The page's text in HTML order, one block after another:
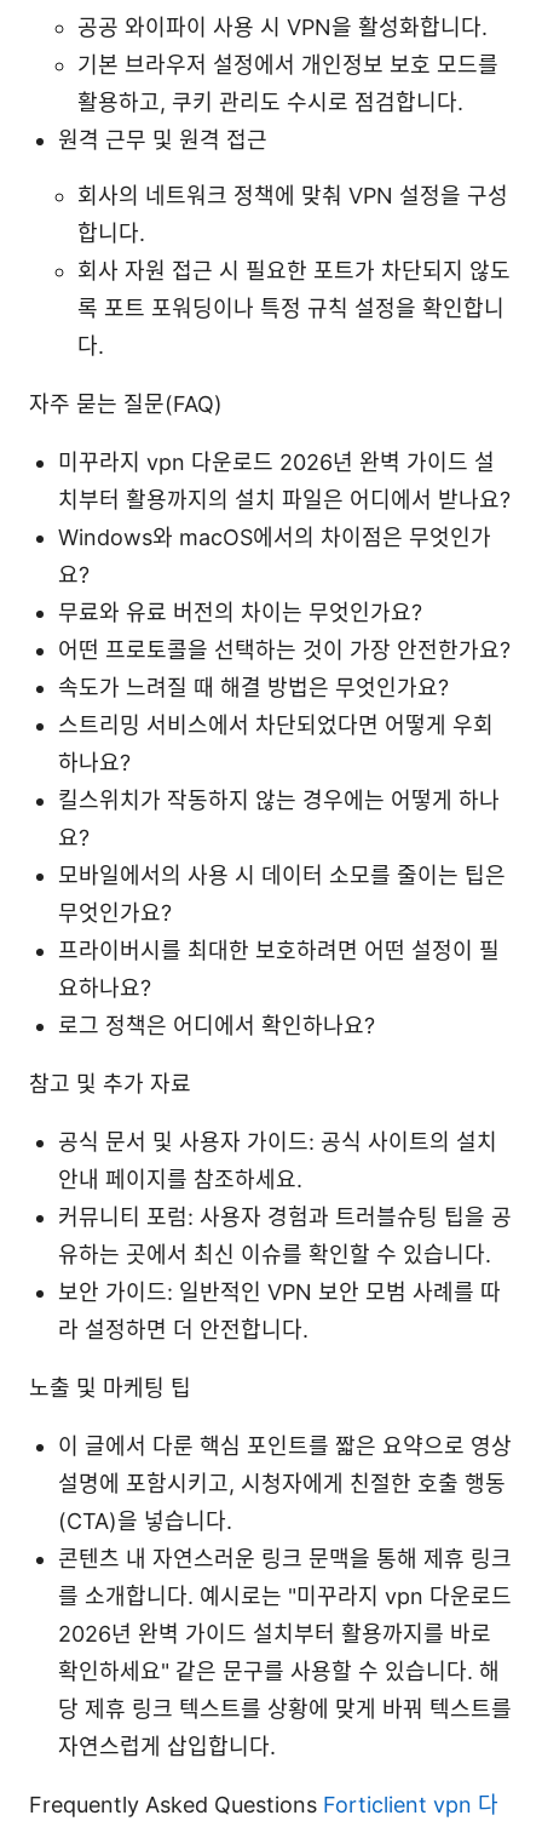
공공 와이파이 사용 시 VPN을 활성화합니다.
기본 브라우저 설정에서 개인정보 보호 모드를
활용하고, 쿠키 관리도 수시로 점검합니다.
원격 근무 및 원격 접근
회사의 네트워크 정책에 맞춰 VPN 설정을 구성
합니다.
회사 자원 접근 시 필요한 포트가 차단되지 않도
록 포트 포워딩이나 특정 규칙 설정을 확인합니
다.
자주 묻는 질문(FAQ)
미꾸라지 vpn 다운로드 2026년 완벽 가이드 설
치부터 활용까지의 설치 파일은 어디에서 받나요?
Windows와 macOS에서의 차이점은 무엇인가
요?
무료와 유료 버전의 차이는 무엇인가요?
어떤 프로토콜을 선택하는 것이 가장 안전한가요?
속도가 느려질 때 해결 방법은 무엇인가요?
스트리밍 서비스에서 차단되었다면 어떻게 우회
하나요?
킬스위치가 작동하지 않는 경우에는 어떻게 하나
요?
모바일에서의 사용 시 데이터 소모를 줄이는 팁은
무엇인가요?
프라이버시를 최대한 보호하려면 어떤 설정이 필
요하나요?
로그 정책은 어디에서 확인하나요?
참고 및 추가 자료
공식 문서 및 사용자 가이드: 공식 사이트의 설치
안내 페이지를 참조하세요.
커뮤니티 포럼: 사용자 경험과 트러블슈팅 팁을 공
유하는 곳에서 최신 이슈를 확인할 수 있습니다.
보안 가이드: 일반적인 VPN 보안 모범 사례를 따
라 설정하면 더 안전합니다.
노출 및 마케팅 팁
이 글에서 다룬 핵심 포인트를 짧은 요약으로 영상
설명에 포함시키고, 시청자에게 친절한 호출 행동
(CTA)을 넣습니다.
콘텐츠 내 자연스러운 링크 문맥을 통해 제휴 링크
를 소개합니다. 예시로는 "미꾸라지 vpn 다운로드
2026년 완벽 가이드 설치부터 활용까지를 바로
확인하세요" 같은 문구를 사용할 수 있습니다. 해
당 제휴 링크 텍스트를 상황에 맞게 바꿔 텍스트를
자연스럽게 삽입합니다.
Frequently Asked Questions Forticlient vpn 다